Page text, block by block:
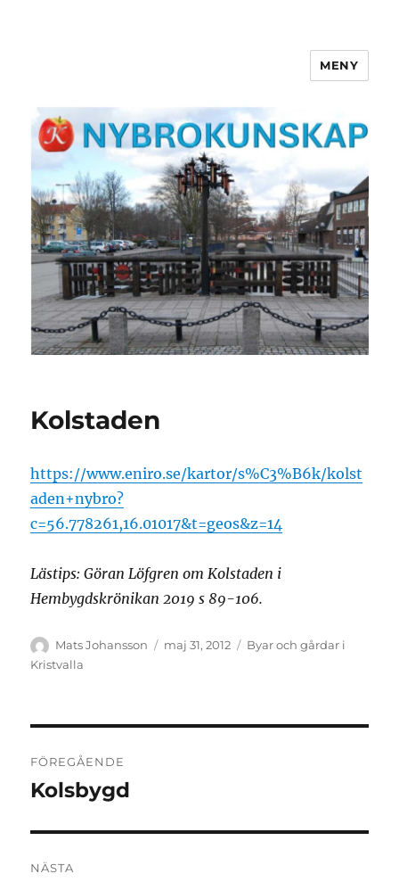
MENY
Kolstaden
https://www.eniro.se/kartor/s%C3%B6k/kolst
aden+nybro?
c=56.778261,16.01017&t=geos&z=14
Lästips: Göran Löfgren om Kolstaden i
Hembygdskrönikan 2019 s 89-106.
Författare
Mats Johansson
Publicerat
maj 31, 2012 Kategorier
Byar och gårdar i
Kristvalla
FÖREGÅENDE
Föregående
Kolsbygd
NÄSTA